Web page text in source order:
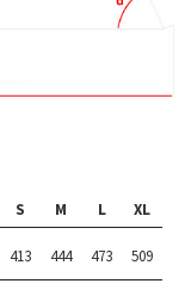
S M L XL
413 444 473 509